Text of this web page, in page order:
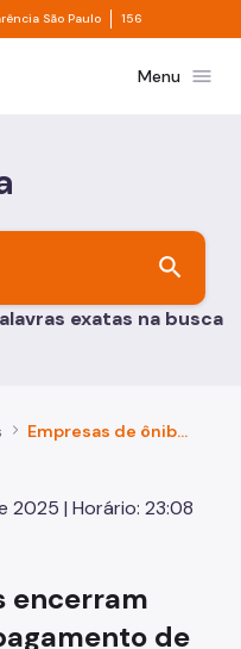
acesso à informação
São Paulo Divisor de
156
PauloMenu menu
search
exatas na busca
Empresas de ônibus encerram greve e prometem pagamento de 13° salário após reunião na Prefeitura
2025 | Horário: 23:08
encerram
de